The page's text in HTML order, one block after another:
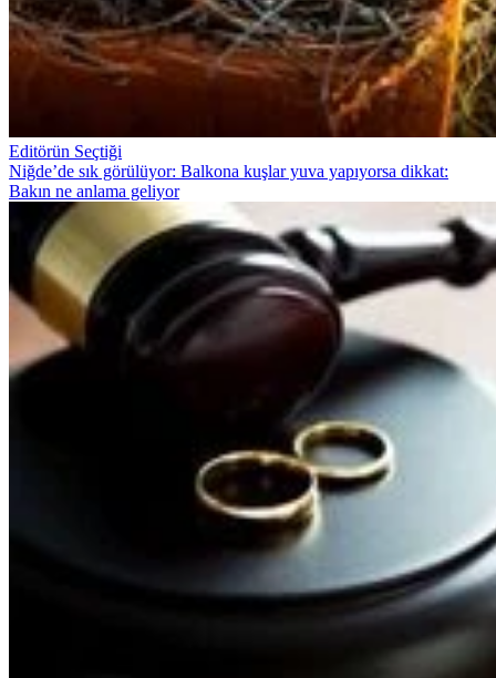
Editörün Seçtiği
Niğde’de sık görülüyor: Balkona kuşlar yuva yapıyorsa dikkat:
Bakın ne anlama geliyor